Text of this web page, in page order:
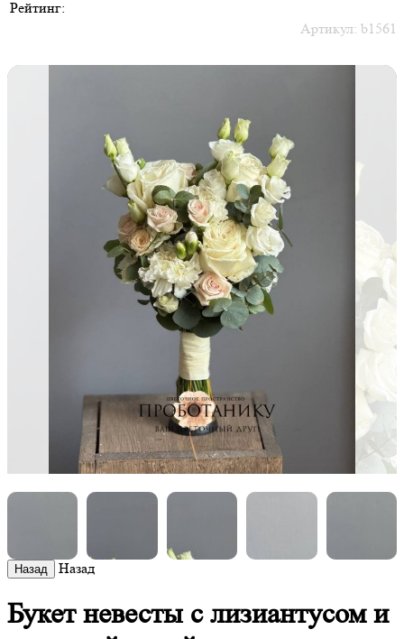
Рейтинг:
Артикул: b1561
Назад
Букет невесты с лизиантусом и